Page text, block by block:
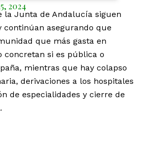
2024
la Junta de Andalucía siguen
continúan asegurando que
que más gasta en
concretan si es pública o
mientras que hay colapso
derivaciones a los hospitales
de especialidades y cierre de